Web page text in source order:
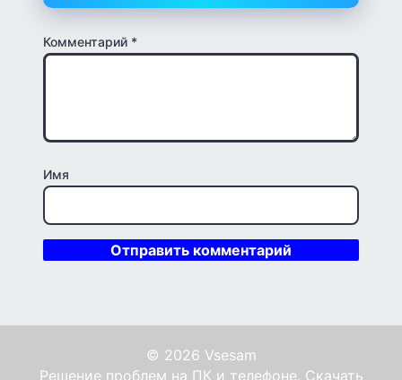
Комментарий *
Имя
© 2026 Vsesam
Решение проблем на ПК и телефоне. Скачать